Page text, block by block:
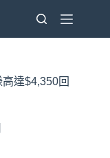
達$4,350回